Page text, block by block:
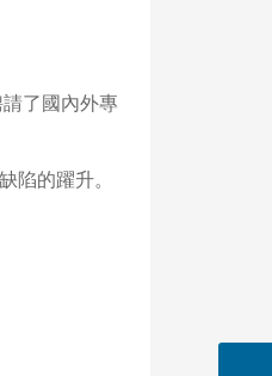
了國內外專
陷的躍升。